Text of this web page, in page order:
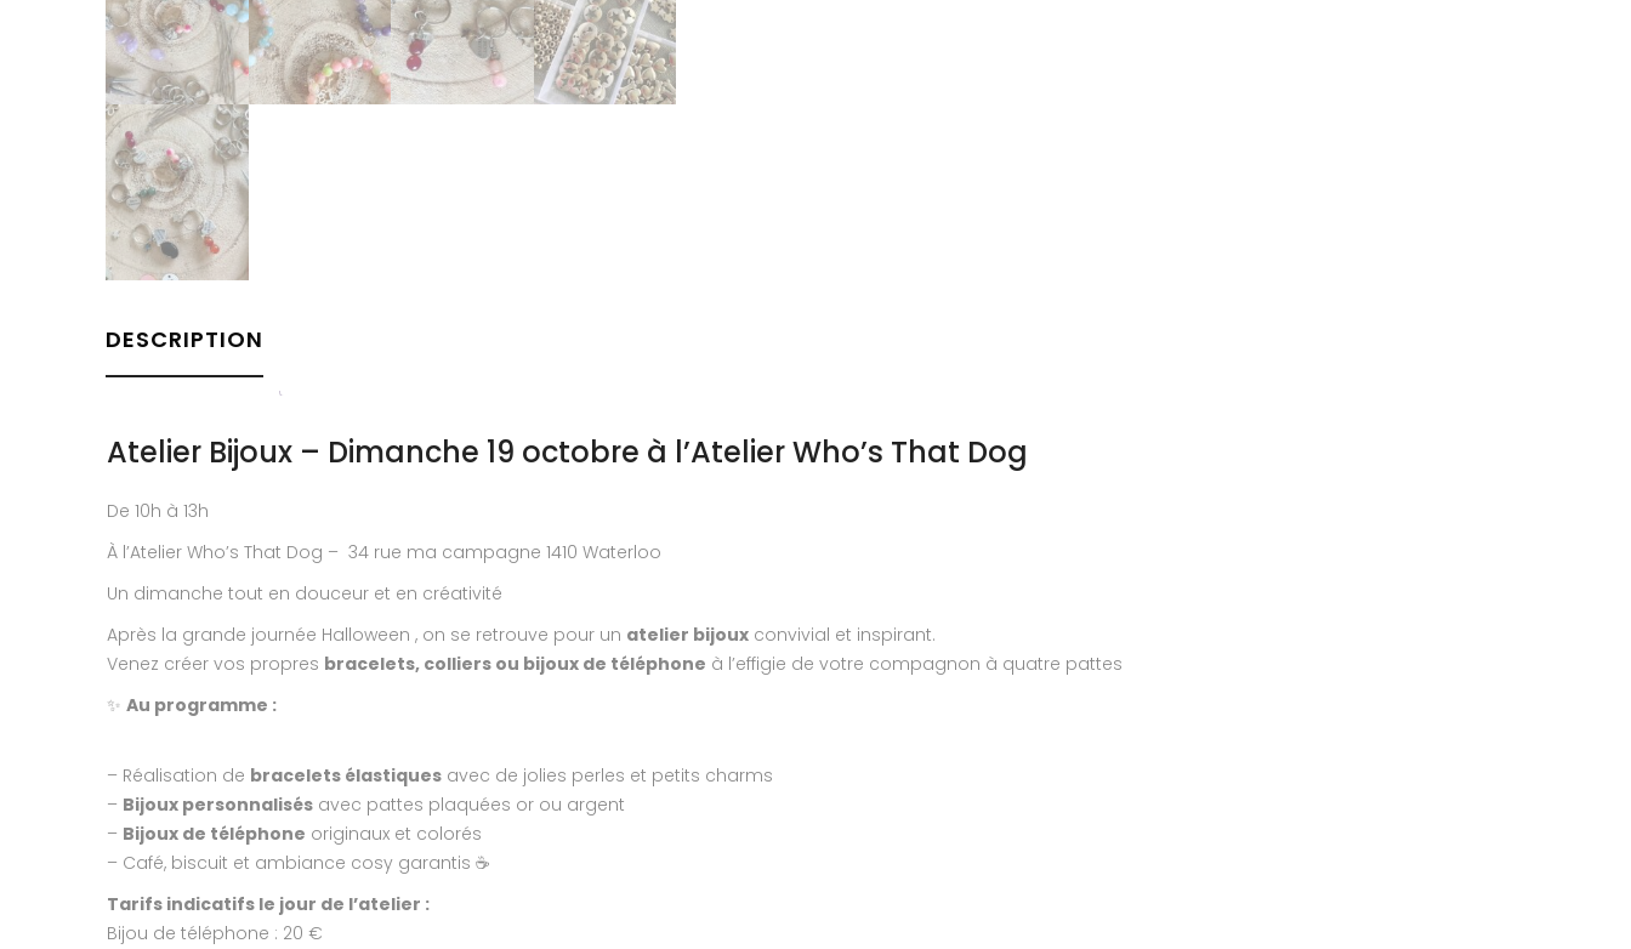
DESCRIPTION
Atelier Bijoux – Dimanche 19 octobre à l’Atelier Who’s That Dog
De 10h à 13h
À l’Atelier Who’s That Dog – 34 rue ma campagne 1410 Waterloo
Un dimanche tout en douceur et en créativité
Après la grande journée Halloween , on se retrouve pour un atelier bijoux convivial et inspirant.
Venez créer vos propres bracelets, colliers ou bijoux de téléphone à l’effigie de votre compagnon à quatre pattes
✨ Au programme :
– Réalisation de bracelets élastiques avec de jolies perles et petits charms
– Bijoux personnalisés avec pattes plaquées or ou argent
– Bijoux de téléphone originaux et colorés
– Café, biscuit et ambiance cosy garantis ☕
Tarifs indicatifs le jour de l’atelier :
Bijou de téléphone : 20 €